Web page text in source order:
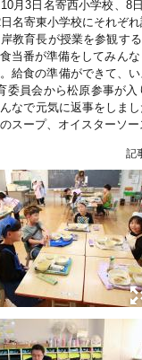
月3日名寄西小学校、8
名寄東小学校にそれぞれ
教育長が授業を参観す
当番が準備をしてみん
給食の準備ができて、
委員会から松原参事が
なで元気に返事をしま
スープ、オイスターソ
記